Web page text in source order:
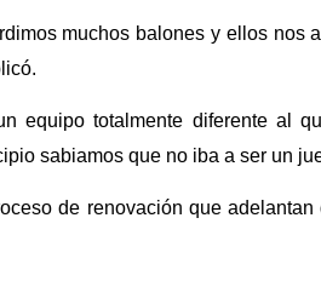
muchos balones y ellos nos
equipo totalmente diferente al
sabiamos que no iba a ser un
de renovación que adelantan